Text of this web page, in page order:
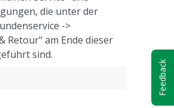
die unter der
->
Retour" am Ende dieser
sind.
Feedback